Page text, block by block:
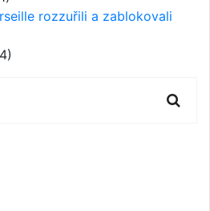
rozzuřili a zablokovali